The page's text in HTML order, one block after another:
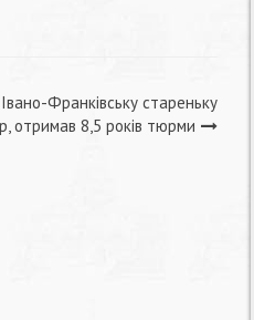
Франківську стареньку
отримав 8,5 років тюрми